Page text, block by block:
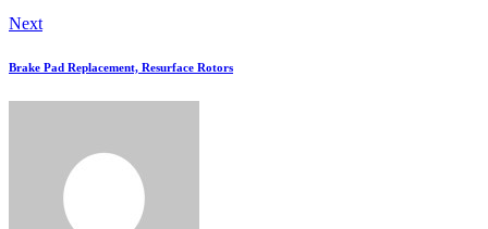
Next
Brake Pad Replacement, Resurface Rotors